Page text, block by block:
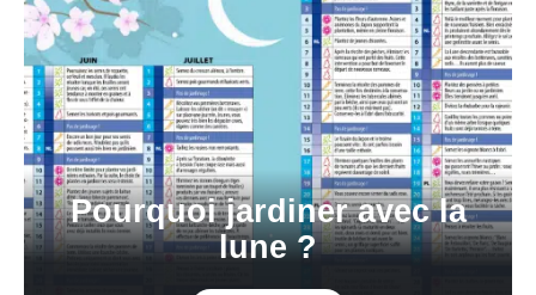
Pourquoi jardiner avec la
lune ?